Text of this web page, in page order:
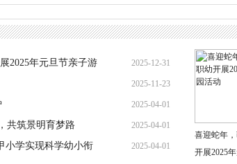
2025年元旦节亲子游
2025-12-31
2025-11-23
2025-04-01
共筑景明育梦路 2025-04-01
小学实现科学幼小衔
2025-04-01
喜迎蛇年
开展2025